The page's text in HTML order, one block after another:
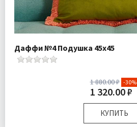
Даффи №4 Подушка 45х45
1 880.00 ₽ -30%
1 320.00 ₽
КУПИТЬ